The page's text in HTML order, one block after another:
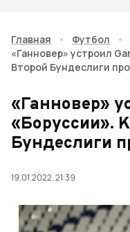
Главная • Футбол
•
«Ганновер» устроил
Второй Бундеслиги
«Ганновер»
«Боруссии».
Бундеслиги
19.01.2022, 21:39